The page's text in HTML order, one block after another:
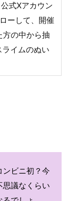
式Xアカウン
ーして、開催
の中から抽
イムのぬい
ンビニ初？今
思議なくらい